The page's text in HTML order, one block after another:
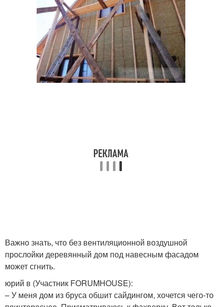
Важно знать, что без вентиляционной воздушной
прослойки деревянный дом под навесным фасадом
может сгнить.
юрий в (Участник FORUMHOUSE):
– У меня дом из бруса обшит сайдингом, хочется чего-то